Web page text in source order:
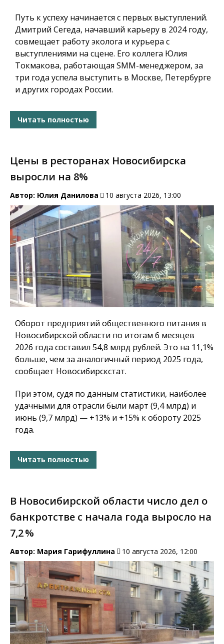
Путь к успеху начинается с первых выступлений.
Дмитрий Сегеда, начавший карьеру в 2024 году,
совмещает работу эколога и курьера с
выступлениями на сцене. Его коллега Юлия
Токмакова, работающая SMM-менеджером, за
три года успела выступить в Москве, Петербурге
и других городах России.
Читать полностью
Цены в ресторанах Новосибирска
выросли на 8%
Автор: Юлия Данилова 10 августа 2026, 13:00
Оборот предприятий общественного питания в
Новосибирской области по итогам 6 месяцев
2026 года составил 54,8 млрд рублей. Это на 11,1%
больше, чем за аналогичный период 2025 года,
сообщает Новосибирскстат.
При этом, судя по данным статистики, наиболее
удачными для отрасли были март (9,4 млрд) и
июнь (9,7 млрд) — +13% и +15% к обороту 2025
года.
Читать полностью
В Новосибирской области число дел о
банкротстве с начала года выросло на
7,2 %
Автор: Мария Гарифуллина 10 августа 2026, 12:00